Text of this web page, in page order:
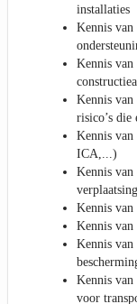
installaties
Kennis van
Kennis van
Kennis van
risico’s die
Kennis
ICA,...)
Kennis van
Kennis
Kennis
Kennis
Kennis van
voor